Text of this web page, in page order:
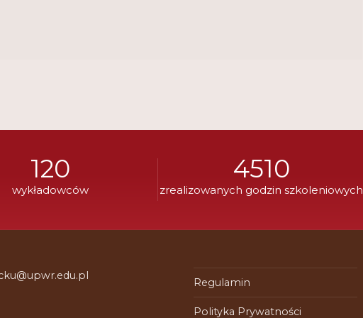
120
wykładowców
4510
zrealizowanych godzin szkoleniowych
Regulamin
Polityka Prywatności